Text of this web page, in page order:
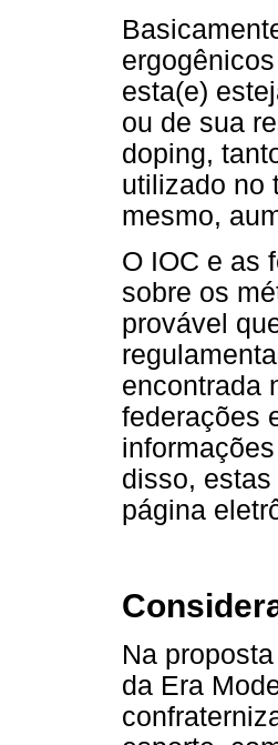
esta(e)
ou de sua
doping,
utilizado no
mesmo,
O IOC e as
sobre os
provável
encontrada
federações
disso,
página
Na
da Era